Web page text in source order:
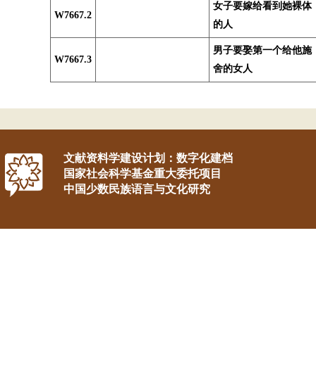
W7667.2
女子要嫁给看到她裸体
的人
W7667.3
男子要娶第一个给他施
舍的女人
文献资料学建设计划：数字化建档
国家社会科学基金重大委托项目
中国少数民族语言与文化研究